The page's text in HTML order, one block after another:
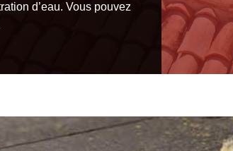
d’eau. Vous pouvez